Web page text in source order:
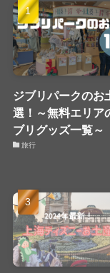
ジブリパークのお
選！～無料エリア
ブリグッズ一覧～
旅行